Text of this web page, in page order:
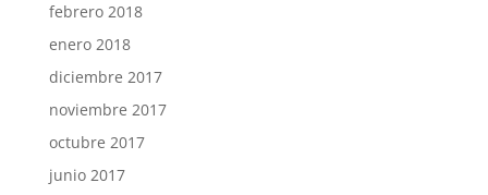
febrero 2018
enero 2018
diciembre 2017
noviembre 2017
octubre 2017
junio 2017